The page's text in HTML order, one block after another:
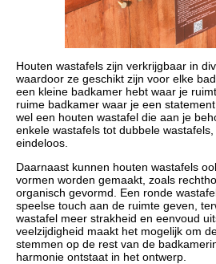
Houten wastafels zijn verkrijgbaar in
waardoor ze geschikt zijn voor elke
een kleine badkamer hebt waar je
ruime badkamer waar je een
wel een houten wastafel die aan je
enkele wastafels tot dubbele
eindeloos.
Daarnaast kunnen houten wastafels
vormen worden gemaakt, zoals
organisch gevormd. Een ronde
speelse touch aan de ruimte geven,
wastafel meer strakheid en eenvoud
veelzijdigheid maakt het mogelijk om
stemmen op de rest van de
harmonie ontstaat in het ontwerp.